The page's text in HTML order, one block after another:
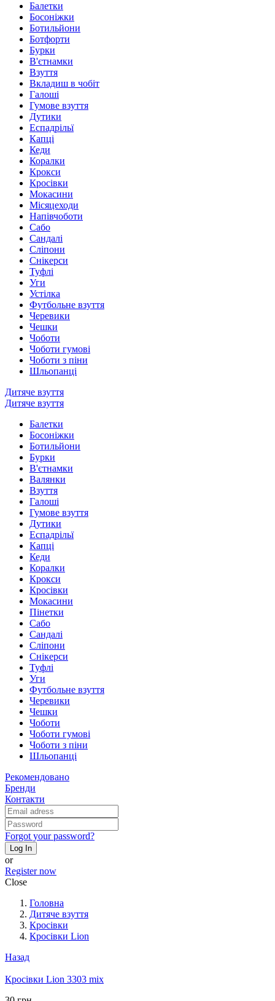
Балетки
Босоніжки
Ботильйони
Ботфорти
Бурки
В'єтнамки
Взуття
Вкладиш в чобіт
Галоші
Гумове взуття
Дутики
Еспадрільї
Капці
Кеди
Коралки
Крокси
Кросівки
Мокасини
Місяцеходи
Напівчоботи
Сабо
Сандалі
Сліпони
Снікерси
Туфлі
Уги
Устілка
Футбольне взуття
Черевики
Чешки
Чоботи
Чоботи гумові
Чоботи з піни
Шльопанці
Дитяче взуття
Дитяче взуття
Балетки
Босоніжки
Ботильйони
Бурки
В'єтнамки
Валянки
Взуття
Галоші
Гумове взуття
Дутики
Еспадрільї
Капці
Кеди
Коралки
Крокси
Кросівки
Мокасини
Пінетки
Сабо
Сандалі
Сліпони
Снікерси
Туфлі
Уги
Футбольне взуття
Черевики
Чешки
Чоботи
Чоботи гумові
Чоботи з піни
Шльопанці
Рекомендовано
Бренди
Контакти
Forgot your password?
Log In
or
Register now
Close
Головна
Дитяче взуття
Кросівки
Кросівки Lion
Назад
Кросівки Lion 3303 mix